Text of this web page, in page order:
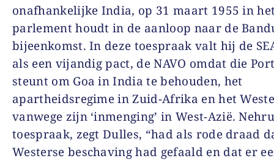
onafhankelijke India, op 31 maart 1955 in
parlement houdt in de aanloop naar de
bijeenkomst. In deze toespraak valt hij de
als een vijandig pact, de NAVO omdat die
steunt om Goa in India te behouden, het
apartheidsregime in Zuid-Afrika en het
vanwege zijn ‘inmenging’ in West-Azië.
toespraak, zegt Dulles, “had als rode draad
Westerse beschaving had gefaald en dat er